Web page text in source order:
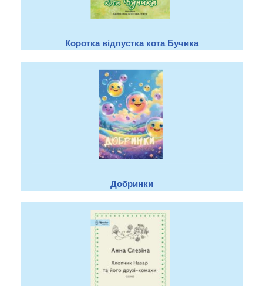
Коротка відпустка кота Бучика
Добринки